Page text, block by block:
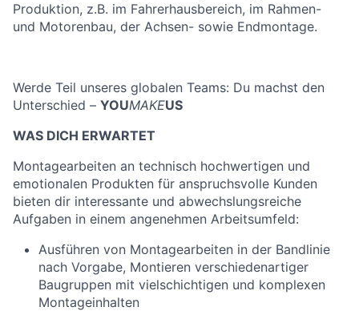
Produktion, z.B. im Fahrerhausbereich, im Rahmen-
und Motorenbau, der Achsen- sowie Endmontage.
Werde Teil unseres globalen Teams: Du machst den
Unterschied – YOUMAKEUS
WAS DICH ERWARTET
Montagearbeiten an technisch hochwertigen und
emotionalen Produkten für anspruchsvolle Kunden
bieten dir interessante und abwechslungsreiche
Aufgaben in einem angenehmen Arbeitsumfeld:
Ausführen von Montagearbeiten in der Bandlinie
nach Vorgabe, Montieren verschiedenartiger
Baugruppen mit vielschichtigen und komplexen
Montageinhalten